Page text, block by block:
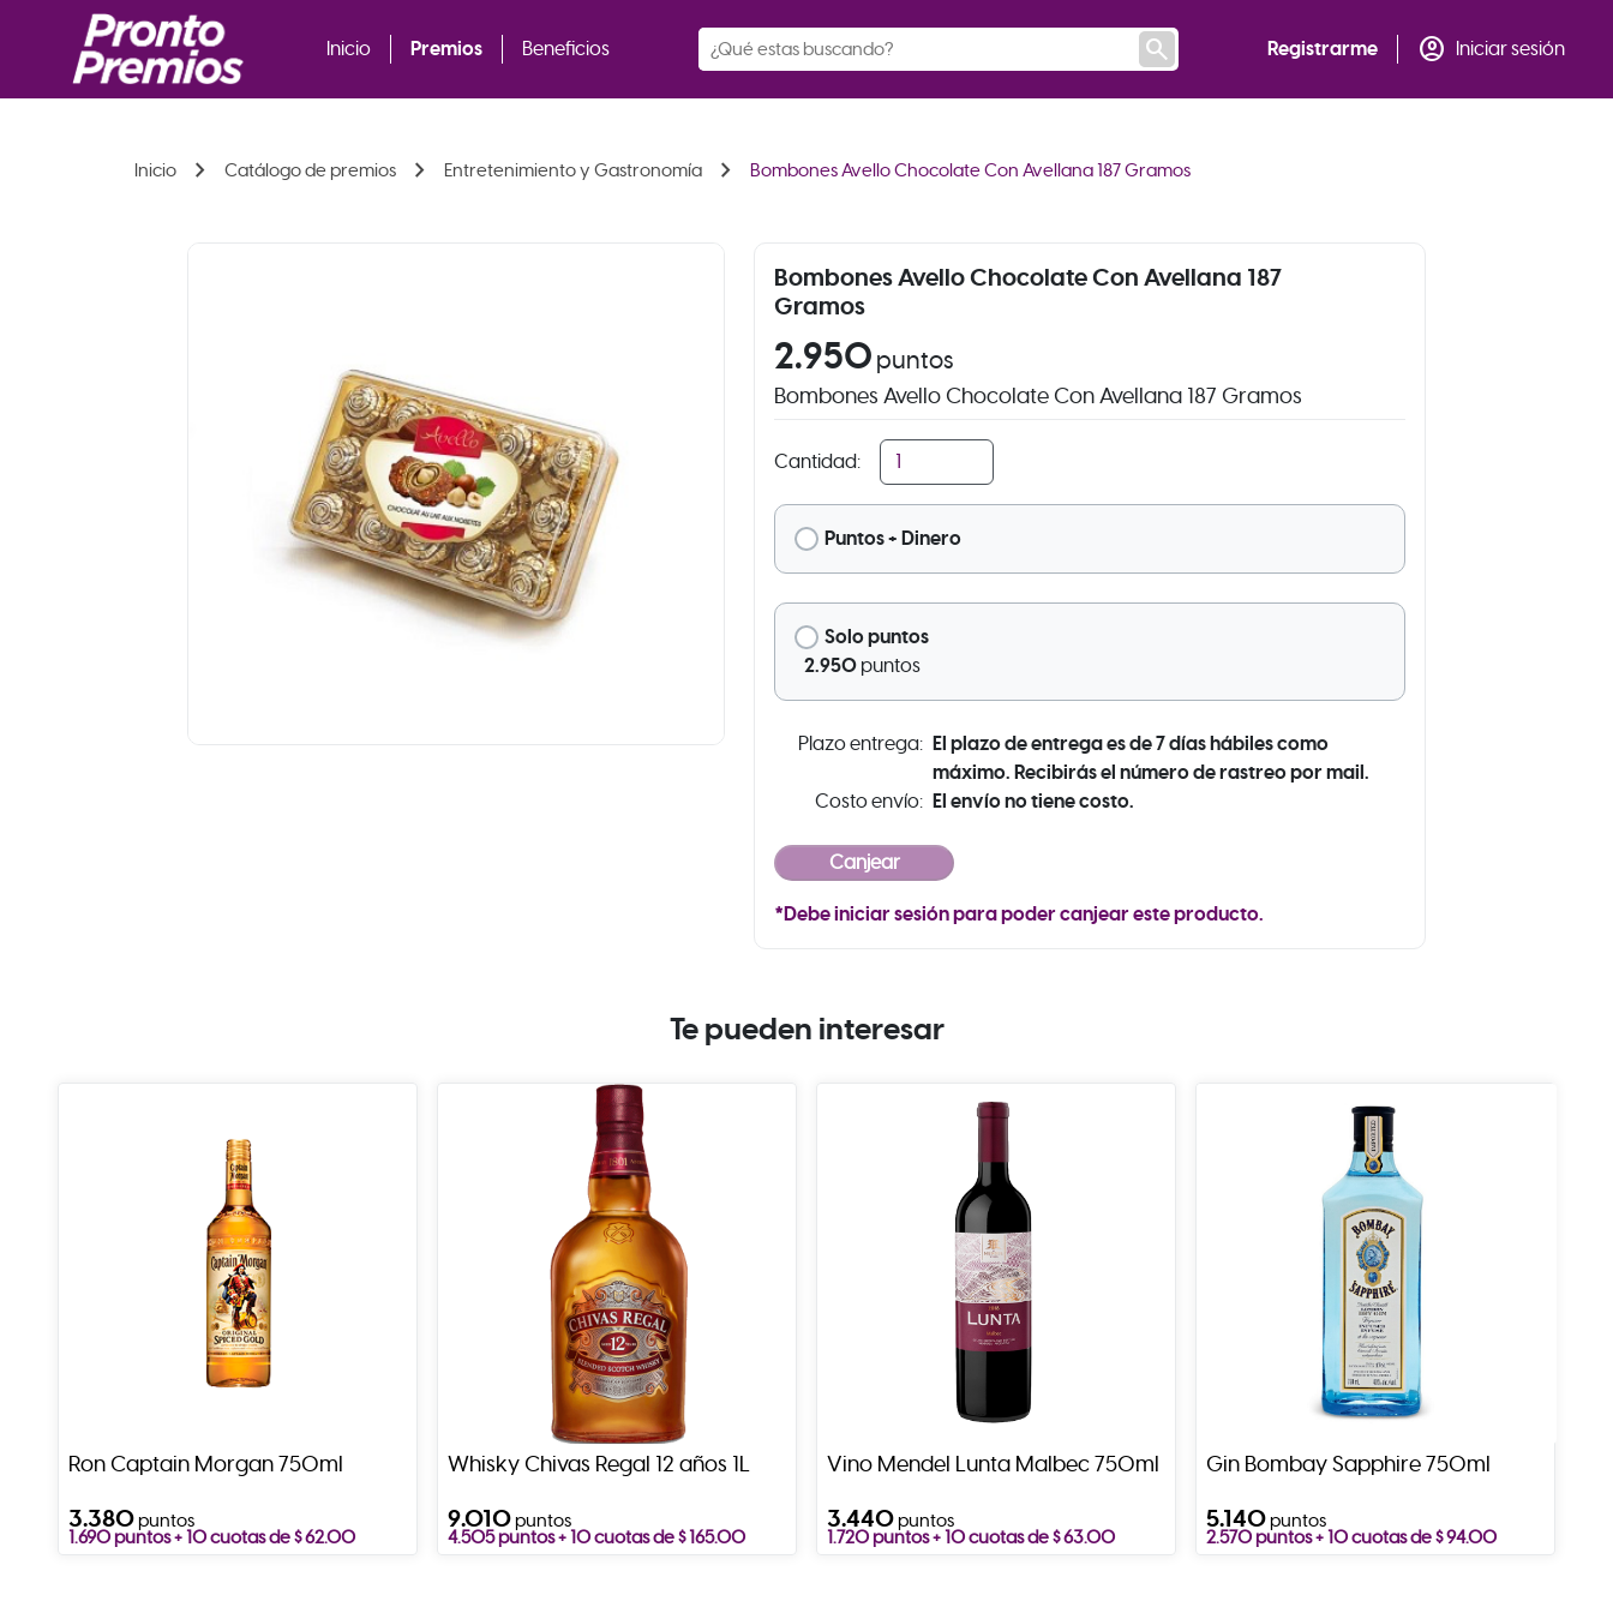
Inicio Premios Beneficios search Registrarme account_circle Iniciar sesión
Inicio chevron_right Catálogo de premios chevron_right Entretenimiento y Gastronomía chevron_right Bombones Avello Chocolate Con Avellana 187 Gramos
Bombones Avello Chocolate Con Avellana 187
Gramos
2.950 puntos
Bombones Avello Chocolate Con Avellana 187 Gramos
Cantidad:
Puntos + Dinero
Solo puntos
2.950 puntos
Plazo entrega: El plazo de entrega es de 7 días hábiles como
máximo. Recibirás el número de rastreo por mail.
Costo envío: El envío no tiene costo.
*Debe iniciar sesión para poder canjear este producto.
Te pueden interesar
Ron Captain Morgan 750ml
3.380puntos
1.690 puntos + 10 cuotas de $ 62.00
Whisky Chivas Regal 12 años 1L
9.010puntos
4.505 puntos + 10 cuotas de $ 165.00
Vino Mendel Lunta Malbec 750ml
3.440puntos
1.720 puntos + 10 cuotas de $ 63.00
Gin Bombay Sapphire 750ml
5.140puntos
2.570 puntos + 10 cuotas de $ 94.00